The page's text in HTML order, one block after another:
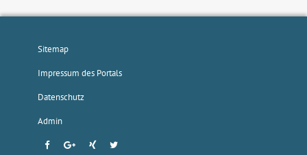
Sitemap
Impressum des Portals
Datenschutz
Admin